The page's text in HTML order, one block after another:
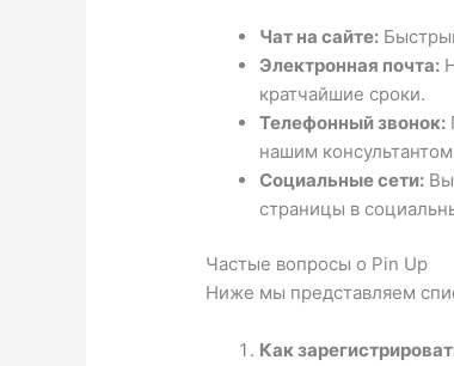
Чат на сайте:
Электронная почта:
кратчайшие сроки.
Телефонный звонок:
нашим
Социальные сети:
страницы в
Частые вопросы о Pin Up
Ниже мы представляем
Как